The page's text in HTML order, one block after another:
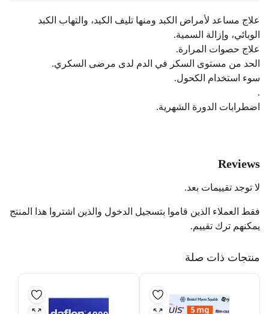
علاج مساعد لأمراض الكبد ومنها تليف الكيد، والتهاب الكبد
الوبائي، وإزالة السمية.
علاج حصوات المرارة.
الحد من مستوى السكر في الدم لدى مرضى السكري.
سوء استخدام الكحول.
.
اضطرابات الدورة الشهرية.
Reviews
لا توجد تقييمات بعد.
فقط العملاء الذين قاموا بتسجيل الدخول والذين اشتروا هذا المنتج
يمكنهم ترك تقييم.
منتجات ذات صلة